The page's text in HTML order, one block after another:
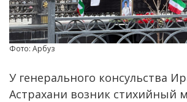
Фото: Арбуз
У генерального консульства
Астрахани возник стихийный